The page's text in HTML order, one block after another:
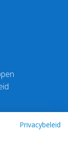
Privacybeleid